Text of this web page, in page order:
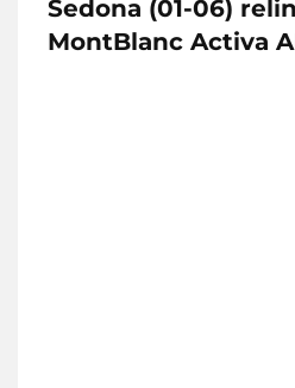
Sedona (01-06)
MontBlanc Activa